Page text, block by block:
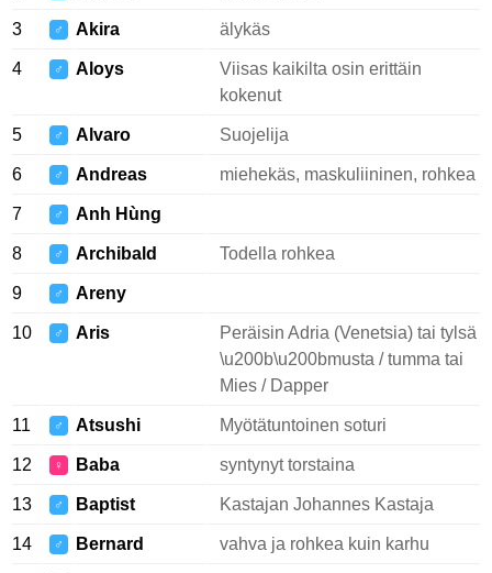
3 ♂ Akira älykäs
4 ♂ Aloys
Viisas kaikilta osin erittäin
kokenut
5 ♂ Alvaro Suojelija
6 ♂ Andreas miehekäs, maskuliininen, rohkea
7 ♂ Anh Hùng
8 ♂ Archibald Todella rohkea
9 ♂ Areny
10 ♂ Aris
Peräisin Adria (Venetsia) tai tylsä
\u200b\u200bmusta / tumma tai
Mies / Dapper
11 ♂ Atsushi Myötätuntoinen soturi
12 ♀ Baba syntynyt torstaina
13 ♂ Baptist Kastajan Johannes Kastaja
14 ♂ Bernard vahva ja rohkea kuin karhu